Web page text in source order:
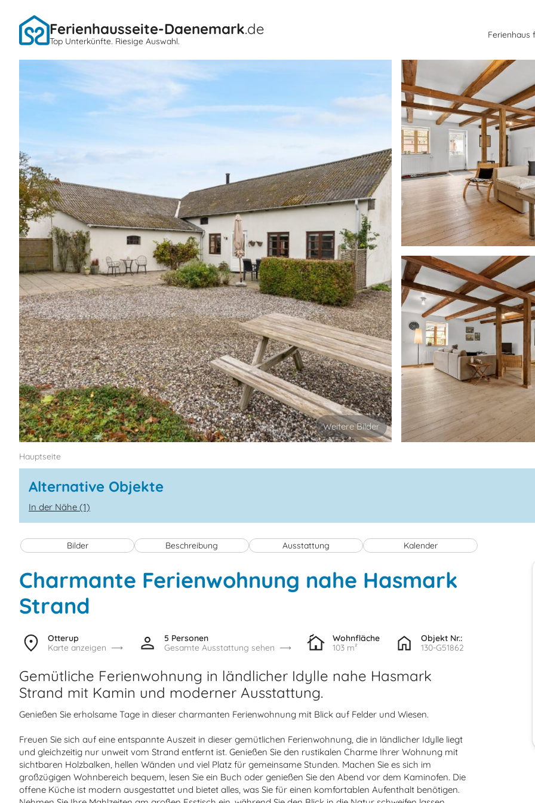
Ferienhausseite-Daenemark.de
Top Unterkünfte. Riesige Auswahl.
Ferienhaus
Hauptseite
Alternative Objekte
In der Nähe (1)
Bilder Beschreibung Ausstattung Kalender
Charmante Ferienwohnung nahe Hasmark
Strand
Otterup
Karte anzeigen
5 Personen
Gesamte Ausstattung sehen
Wohnfläche
103 m²
Objekt Nr.:
130-G51862
Gemütliche Ferienwohnung in ländlicher Idylle nahe Hasmark
Strand mit Kamin und moderner Ausstattung.
Genießen Sie erholsame Tage in dieser charmanten Ferienwohnung mit Blick auf Felder und Wiesen.
Freuen Sie sich auf eine entspannte Auszeit in dieser gemütlichen Ferienwohnung, die in ländlicher Idylle liegt
und gleichzeitig nur unweit vom Strand entfernt ist. Genießen Sie den rustikalen Charme Ihrer Wohnung mit
sichtbaren Holzbalken, hellen Wänden und viel Platz für gemeinsame Stunden. Machen Sie es sich im
großzügigen Wohnbereich bequem, lesen Sie ein Buch oder genießen Sie den Abend vor dem Kaminofen. Die
offene Küche ist modern ausgestattet und bietet alles, was Sie für einen komfortablen Aufenthalt benötigen.